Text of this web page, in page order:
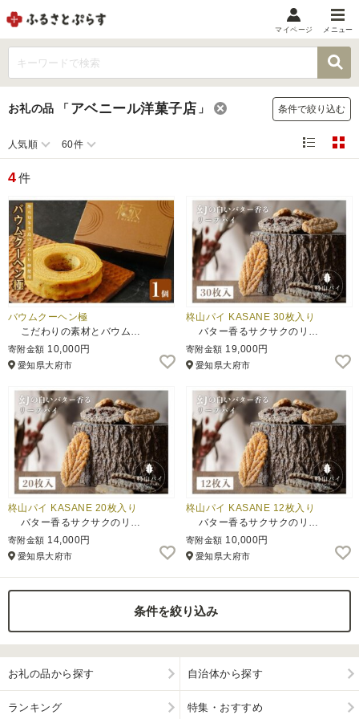
メニュー
マイメニュー
マイページ
メニュー
お礼の品から探す
お礼の品をカテゴリや金額で絞り込み
自治体から探す
ランキング
特集・おすすめ
ふるさと納税とは
控除額シミュレータ Q&A
マイページ
お礼の品 「 アベニール洋菓子店 」 条件で絞り込む
人気順 60件
4件
バウムクーヘン極
こだわりの素材とバウム…
寄附金額 10,000円
愛知県大府市
柊山パイ KASANE 30枚入り
バター香るサクサクのリ…
寄附金額 19,000円
愛知県大府市
柊山パイ KASANE 20枚入り
バター香るサクサクのリ…
寄附金額 14,000円
愛知県大府市
柊山パイ KASANE 12枚入り
バター香るサクサクのリ…
寄附金額 10,000円
愛知県大府市
条件を絞り込み
お礼の品から探す 自治体から探す
ランキング 特集・おすすめ